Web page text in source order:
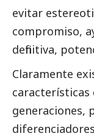
evitar
compromiso,
definitiva,
Claramente
características
generaciones,